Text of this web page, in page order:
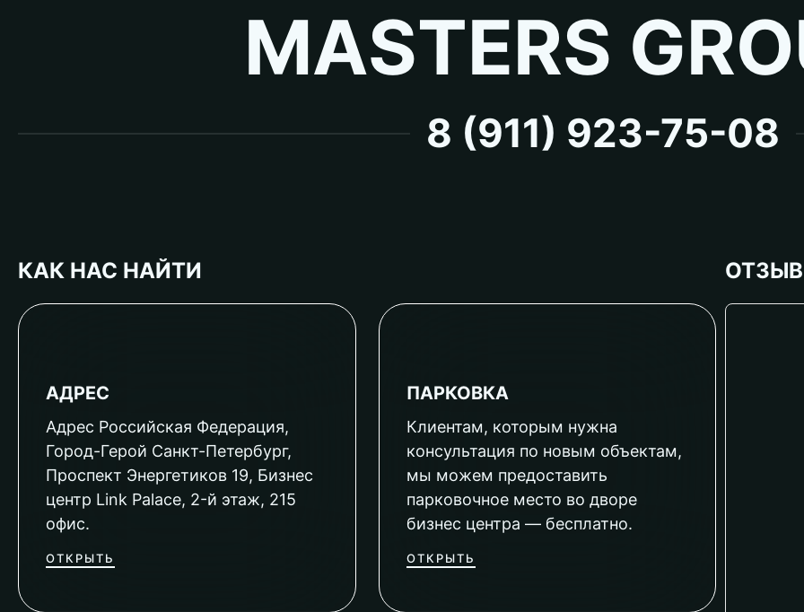
MASTERS
8 (911) 923-75-08
КАК НАС НАЙТИ
АДРЕС
Адрес Российская Федерация,
Город-Герой Санкт-Петербург,
Проспект Энергетиков 19, Бизнес
центр Link Palace, 2-й этаж, 215
офис.
ОТКРЫТЬ
ПАРКОВКА
Клиентам, которым нужна
консультация по новым объектам,
мы можем предоставить
парковочное место во дворе
бизнес центра — бесплатно.
ОТКРЫТЬ